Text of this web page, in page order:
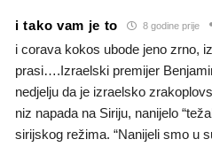
i tako vam je to 8 godine prije
i corava kokos ubode jeno zrno,
prasi….Izraelski premijer
nedjelju da je izraelsko
niz napada na Siriju, nanijelo
sirijskog režima. “Nanijeli smo u